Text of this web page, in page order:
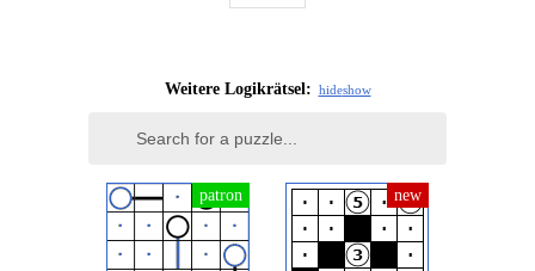
Weitere Logikrätsel: hideshow